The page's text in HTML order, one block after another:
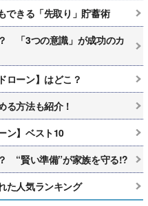
きる「先取り」貯蓄術
「3つの意識」が成功のカ
ローン】はどこ？
る方法も紹介！
ン】ベスト10
“賢い準備”が家族を守る!?
た人気ランキング